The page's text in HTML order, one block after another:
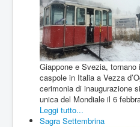
Giappone e Svezia,
caspole in Italia a Vezza
cerimonia di inaugurazione
unica del Mondiale il 6
Leggi tutto...
Sagra Settembrina